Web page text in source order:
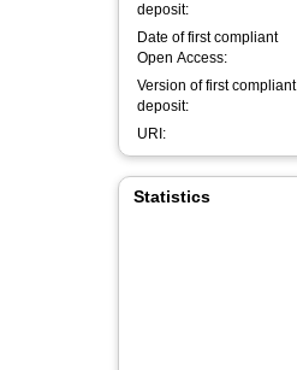
deposit:
Date of first compliant
Open Access:
Version of first compliant
deposit:
URI:
Statistics